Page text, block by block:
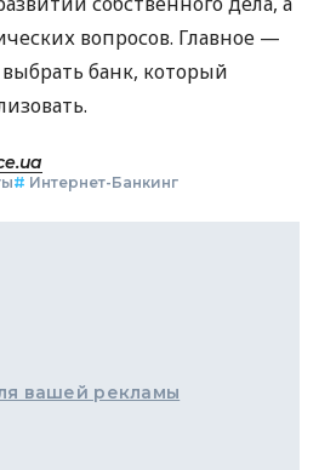
вопросов. Главное —
банк, который
# Интернет-Банкинг
вашей рекламы